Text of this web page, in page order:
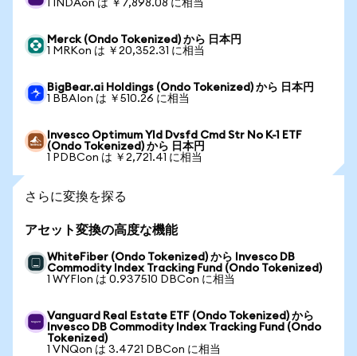
1 INDAon は ￥7,898.08 に相当
Merck (Ondo Tokenized) から 日本円
1 MRKon は ￥20,352.31 に相当
BigBear.ai Holdings (Ondo Tokenized) から 日本円
1 BBAIon は ￥510.26 に相当
Invesco Optimum Yld Dvsfd Cmd Str No K-1 ETF
(Ondo Tokenized) から 日本円
1 PDBCon は ￥2,721.41 に相当
さらに変換を探る
アセット変換の高度な機能
WhiteFiber (Ondo Tokenized) から Invesco DB
Commodity Index Tracking Fund (Ondo Tokenized)
1 WYFIon は 0.937510 DBCon に相当
Vanguard Real Estate ETF (Ondo Tokenized) から
Invesco DB Commodity Index Tracking Fund (Ondo
Tokenized)
1 VNQon は 3.4721 DBCon に相当